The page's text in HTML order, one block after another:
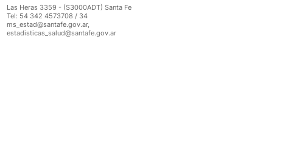
Las Heras 3359 - (S3000ADT) Santa Fe
Tel: 54 342 4573708 / 34
ms_estad@santafe.gov.ar,
estadisticas_salud@santafe.gov.ar